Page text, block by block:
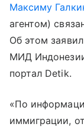
Максиму
агентом)
Об этом
МИД
портал Detik.
«По
иммиграции,